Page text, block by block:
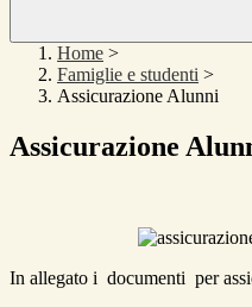
Home >
Famiglie e studenti >
Assicurazione Alunni
Assicurazione
In allegato i documenti per